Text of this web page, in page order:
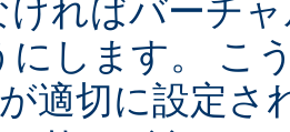
ければバーチ
にします。 こ
適切に設定さ